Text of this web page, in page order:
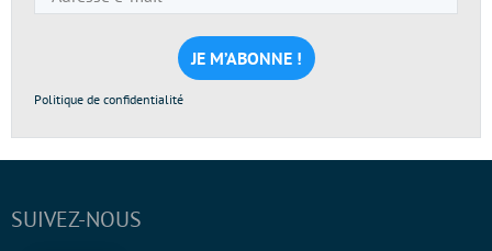
e-
mail
*
Politique de confidentialité
SUIVEZ-NOUS